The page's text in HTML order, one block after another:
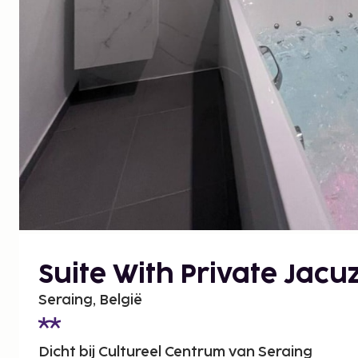
Suite With Private
Seraing, België
Dicht bij Cultureel Centrum van Seraing